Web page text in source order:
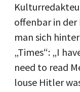
offenbar in
man sich
„Times“: „I
need to read
louse Hitler